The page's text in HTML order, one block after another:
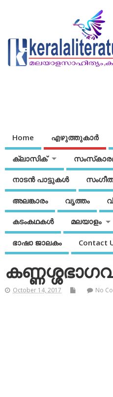
Home എഴുത്തുകാര്‍
ക്ലാസിക്
നാടന്‍ പാട്ടുകള്‍
അലങ്കാരം വൃത്തം
കടംകഥകള്‍ മലയാളം
ഭാഷാ ജാലകം Contact
October 14, 2017 No